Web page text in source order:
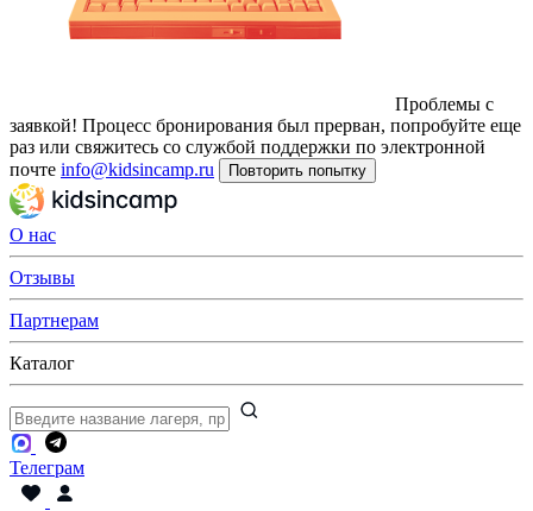
Проблемы с
заявкой! Процесс бронирования был прерван, попробуйте еще
раз или свяжитесь со службой поддержки по электронной
почте info@kidsincamp.ru Повторить попытку
О нас
Отзывы
Партнерам
Каталог
Телеграм